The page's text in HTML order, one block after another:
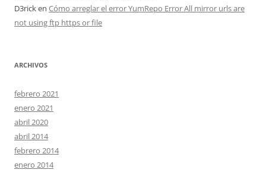
D3ricken Cómo arreglar el error YumRepo Error All mirror urls are
not using ftp https or file
ARCHIVOS
febrero 2021
enero 2021
abril 2020
abril 2014
febrero 2014
enero 2014